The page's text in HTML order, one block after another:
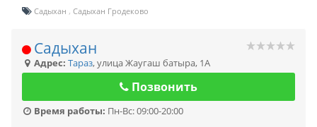
Садыхан Садыхан Гродеково
Садыхан
Адрес: Тараз,улица Жаугаш батыра, 1А
Позвонить
Время работы: Пн-Вс: 09:00-20:00